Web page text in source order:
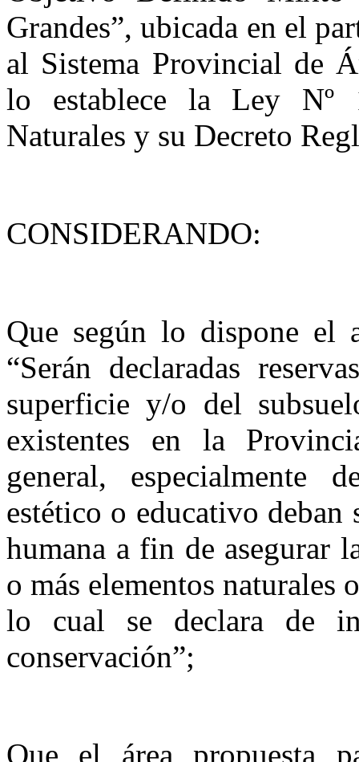
Grandes”, ubicada en el
al Sistema Provincial de
lo establece la Ley Nº
Naturales y su Decreto
CONSIDERANDO:
Que según lo dispone el
“Serán declaradas
superficie y/o del
existentes en la
general, especialmente
estético o educativo
humana a fin de asegurar
o más elementos naturales
lo cual se declara de
conservación”;
Que el área propuesta